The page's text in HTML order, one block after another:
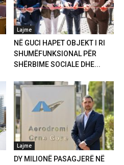
Lajme
NË GUCI HAPET OBJEKT I RI
SHUMËFUNKSIONAL PËR
SHËRBIME SOCIALE DHE...
Lajme
DY MILIONË PASAGJERË NË